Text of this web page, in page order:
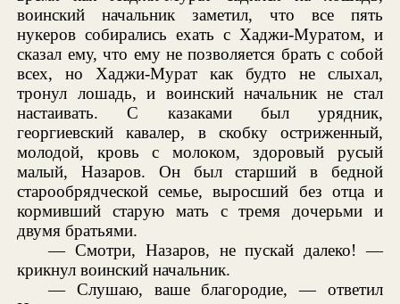
воинский начальник заметил, что все пять
нукеров собирались ехать с Хаджи-Муратом, и
сказал ему, что ему не позволяется брать с собой
всех, но Хаджи-Мурат как будто не слыхал,
тронул лошадь, и воинский начальник не стал
настаивать. С казаками был урядник,
георгиевский кавалер, в скобку остриженный,
молодой, кровь с молоком, здоровый русый
малый, Назаров. Он был старший в бедной
старообрядческой семье, выросший без отца и
кормивший старую мать с тремя дочерьми и
двумя братьями.
— Смотри, Назаров, не пускай далеко! —
крикнул воинский начальник.
— Слушаю, ваше благородие, — ответил